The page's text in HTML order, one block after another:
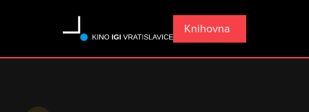
Knihovna